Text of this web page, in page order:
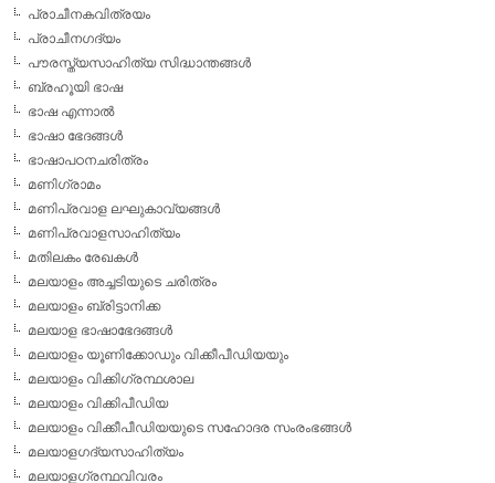
പ്രാചീനകവിത്രയം
പ്രാചീനഗദ്യം
പൗരസ്ത്യസാഹിത്യ സിദ്ധാന്തങ്ങള്‍
ബ്രഹൂയി ഭാഷ
ഭാഷ എന്നാല്‍
ഭാഷാ ഭേദങ്ങള്‍
ഭാഷാപഠനചരിത്രം
മണിഗ്രാമം
മണിപ്രവാള ലഘുകാവ്യങ്ങള്‍
മണിപ്രവാളസാഹിത്യം
മതിലകം രേഖകള്‍
മലയാളം അച്ചടിയുടെ ചരിത്രം
മലയാളം ബ്രിട്ടാനിക്ക
മലയാള ഭാഷാഭേദങ്ങള്‍
മലയാളം യൂണിക്കോഡും വിക്കീപീഡിയയും
മലയാളം വിക്കിഗ്രന്ഥശാല
മലയാളം വിക്കിപീഡിയ
മലയാളം വിക്കീപീഡിയയുടെ സഹോദര സംരംഭങ്ങള്‍
മലയാളഗദ്യസാഹിത്യം
മലയാളഗ്രന്ഥവിവരം